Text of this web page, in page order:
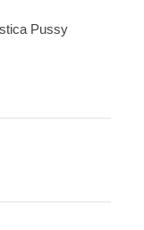
Pussy